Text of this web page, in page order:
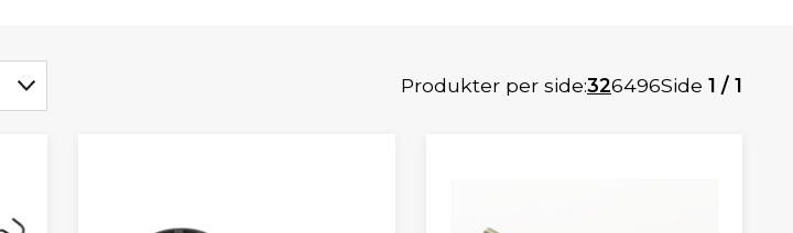
Produkter per side:326496Side 1 / 1